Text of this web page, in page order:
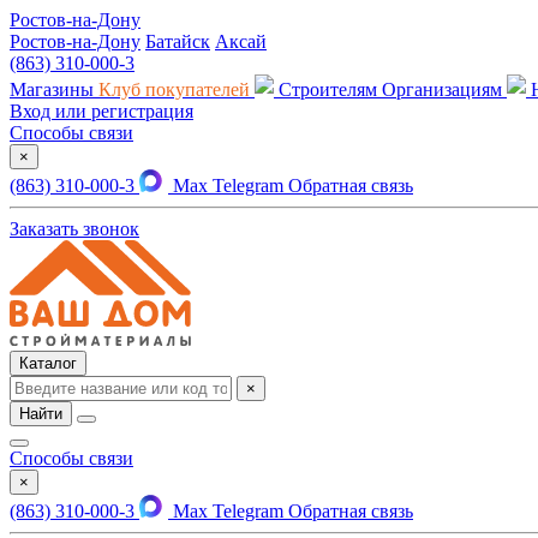
Ростов-на-Дону
Ростов-на-Дону Батайск Аксай
(863) 310-000-3
Магазины Клуб покупателей Строителям Организациям
Вход или регистрация
Способы связи
×
(863) 310-000-3 Max Telegram Обратная связь
Заказать звонок
Каталог
×
Найти
Способы связи
×
(863) 310-000-3 Max Telegram Обратная связь